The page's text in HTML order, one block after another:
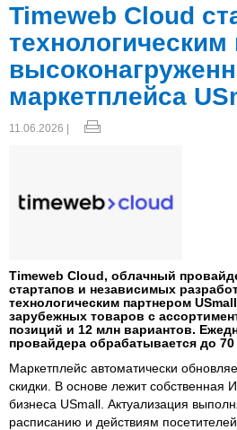
Timeweb Cloud
маркетплейса
11.06.2026 |
Timeweb Cloud, облачный
стартапов и независимых
технологическим партнером
зарубежных товаров с
позиций и 12 млн вариантов.
провайдера обрабатывается до 70
Маркетплейс автоматически
скидки. В основе лежит
бизнеса USmall. Актуализация
расписанию и действиям